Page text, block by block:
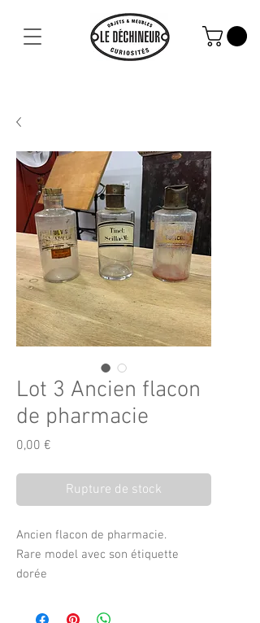
Lot 3 Ancien flacon
de pharmacie
0,00 €
Rupture de stock
Ancien flacon de pharmacie.
Rare model avec son étiquette
dorée
24 x 9 cm